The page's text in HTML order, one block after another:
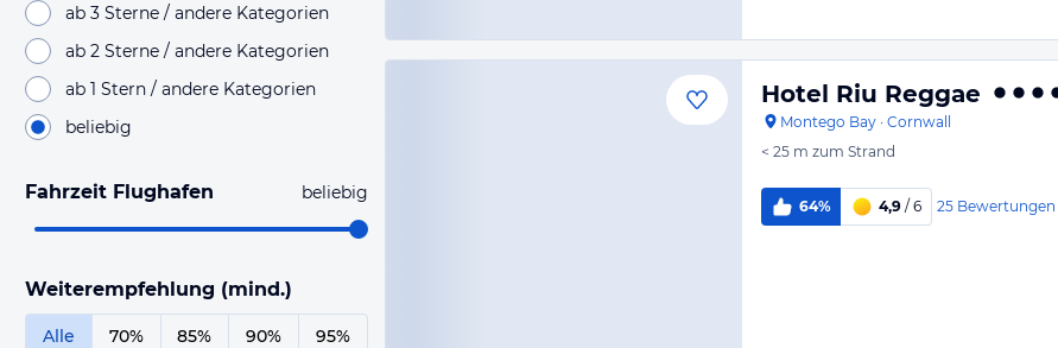
ab 3 Sterne / andere Kategorien
ab 2 Sterne / andere Kategorien
ab 1 Stern / andere Kategorien
beliebig
Fahrzeit Flughafen beliebig
Weiterempfehlung (mind.)
Alle 70% 85% 90% 95%
Hotel Riu Reggae
Montego Bay · Cornwall
< 25 m zum Strand
64% 4,9 / 6 25 Bewertungen